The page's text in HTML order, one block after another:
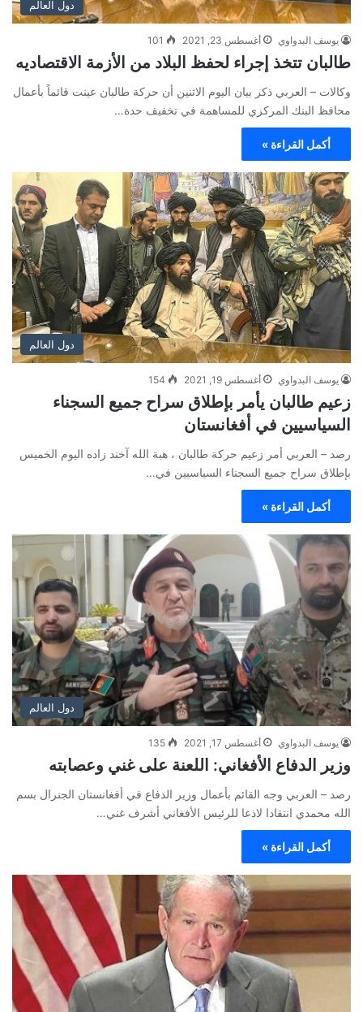
دول العالم
يوسف البدواوي أغسطس 23, 2021 101
طالبان تتخذ إجراء لحفظ البلاد من الأزمة الاقتصاديه
وكالات – العربي ذكر بيان اليوم الاثنين أن حركة طالبان عينت قائماً بأعمال
محافظ البنك المركزي للمساهمة في تخفيف حدة…
أكمل القراءة »
دول العالم
يوسف البدواوي أغسطس 19, 2021 154
زعيم طالبان يأمر بإطلاق سراح جميع السجناء
السياسيين في أفغانستان
رصد – العربي أمر زعيم حركة طالبان ، هبة الله آخند زاده اليوم الخميس
بإطلاق سراح جميع السجناء السياسيين في…
أكمل القراءة »
دول العالم
يوسف البدواوي أغسطس 17, 2021 135
وزير الدفاع الأفغاني: اللعنة على غني وعصابته
رصد – العربي وجه القائم بأعمال وزير الدفاع في أفغانستان الجنرال بسم
الله محمدي انتقادا لاذعا للرئيس الأفغاني أشرف غني…
أكمل القراءة »